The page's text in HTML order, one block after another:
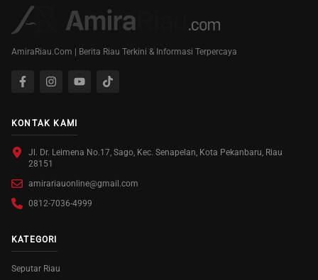
AmiraRiau.Com | Berita Riau Terkini & Informasi Terpercaya
KONTAK KAMI
Jl. Dr. Leimena No.17, Sago, Kec. Senapelan, Kota Pekanbaru, Riau
28151
amirariauonline@gmail.com
0812-7036-4999
KATEGORI
Seputar Riau